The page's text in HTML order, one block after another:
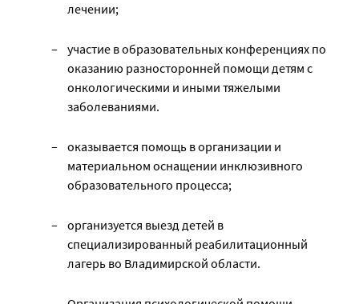
лечении;
участие в образовательных конференциях по
оказанию разносторонней помощи детям с
онкологическими и иными тяжелыми
заболеваниями.
оказывается помощь в организации и
материальном оснащении инклюзивного
образовательного процесса;
организуется выезд детей в
специализированный реабилитационный
лагерь во Владимирской области.